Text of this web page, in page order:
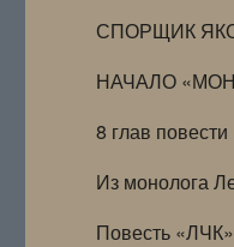
СПОРЩИК
НАЧАЛО
8 глав
Из монолога
Повесть